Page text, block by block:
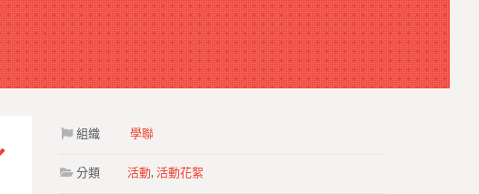
組織 學聯
分類 活動,活動花絮